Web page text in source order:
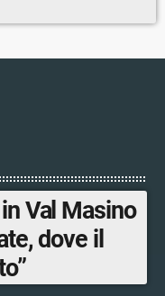
Val Masino
dove il